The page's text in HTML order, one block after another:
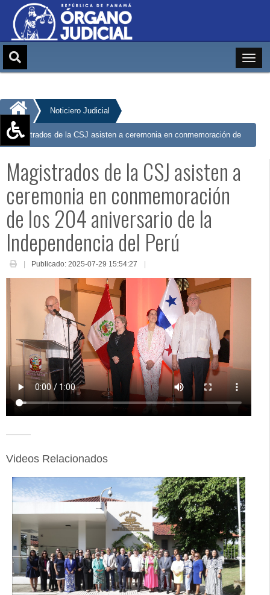
Aumentar texto (+)
Reducir texto (-)
Restablecer texto
Escala de Brillo
Escala de grises
Noticiero Judicial
Magistrados de la CSJ asisten a ceremonia en conmemoración de
Magistrados de la CSJ asisten a
ceremonia en conmemoración
de los 204 aniversario de la
Independencia del Perú
Publicado: 2025-07-29 15:54:27
Videos Relacionados